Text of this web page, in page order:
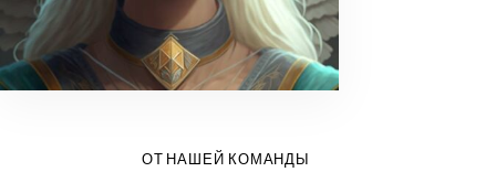
ОТ НАШЕЙ КОМАНДЫ